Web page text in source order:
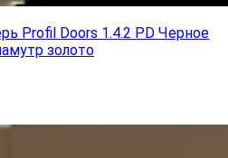
Profil Doors 1.4.2 PD Черное
золото